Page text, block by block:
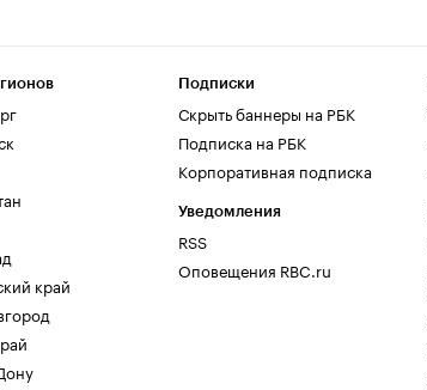
край
Подписки
Скрыть баннеры на РБК
Подписка на РБК
Корпоративная подписка
Уведомления
RSS
Оповещения RBC.ru